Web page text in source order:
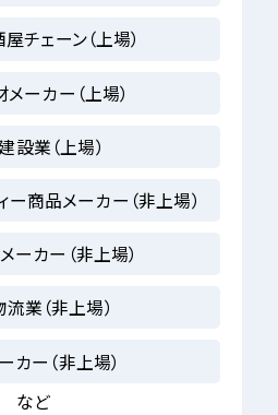
チェーン（上場）
ーカー（上場）
設業（上場）
ー商品メーカー （非上場）
ーカー（非上場）
業（非上場）
カー（非上場）
など